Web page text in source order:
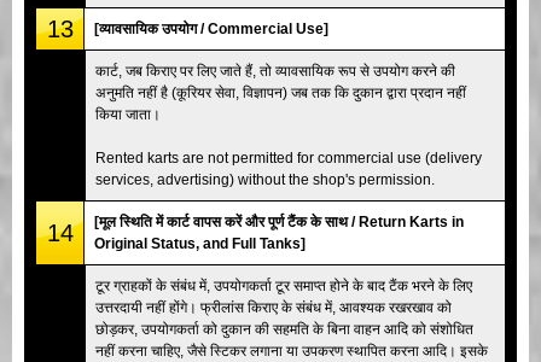
13 [व्यावसायिक उपयोग / Commercial Use]
कार्ट, जब किराए पर लिए जाते हैं, तो व्यावसायिक रूप से उपयोग करने की
अनुमति नहीं है (कूरियर सेवा, विज्ञापन) जब तक कि दुकान द्वारा प्रदान नहीं
किया जाता।
Rented karts are not permitted for commercial use (delivery
services, advertising) without the shop's permission.
14
[मूल स्थिति में कार्ट वापस करें और पूर्ण टैंक के साथ / Return Karts in
Original Status, and Full Tanks]
टूर ग्राहकों के संबंध में, उपयोगकर्ता टूर समाप्त होने के बाद टैंक भरने के लिए
उत्तरदायी नहीं होंगे। फ्रीलांस किराए के संबंध में, आवश्यक रखरखाव को
छोड़कर, उपयोगकर्ता को दुकान की सहमति के बिना वाहन आदि को संशोधित
नहीं करना चाहिए, जैसे स्टिकर लगाना या उपकरण स्थापित करना आदि। इसके